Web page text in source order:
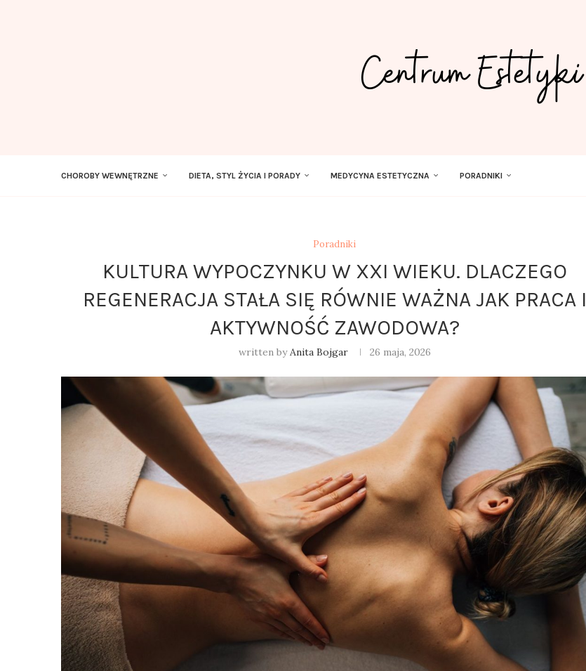
CHOROBY WEWNĘTRZNE DIETA, STYL ŻYCIA I PORADY MEDYCYNA ESTETYCZNA PORADNIKI
Poradniki
KULTURA WYPOCZYNKU W XXI WIEKU. DLACZEGO
REGENERACJA STAŁA SIĘ RÓWNIE WAŻNA JAK PRACA I
AKTYWNOŚĆ ZAWODOWA?
written byAnita Bojgar 26 maja, 2026